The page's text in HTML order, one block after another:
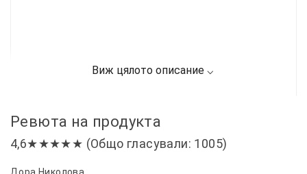
Ревюта на продукта
4,6★★★★★ (Общо гласували: 1005)
Дора Николова